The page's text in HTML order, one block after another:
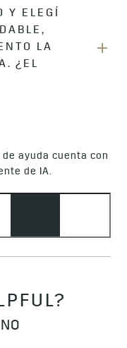
presiona AUTO.
cómo alcanzar
Y ELEGÍ
LA
¿EL
conductos de
que tengas que
ayuda cuenta con
de IA.